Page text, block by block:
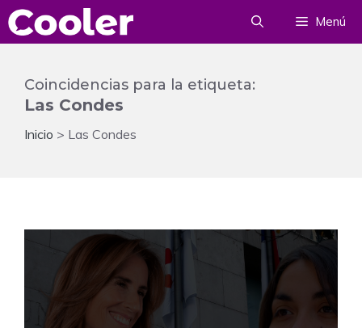
Saltar
al
Menú
Coincidencias para la etiqueta:
Las Condes
Inicio > Las Condes